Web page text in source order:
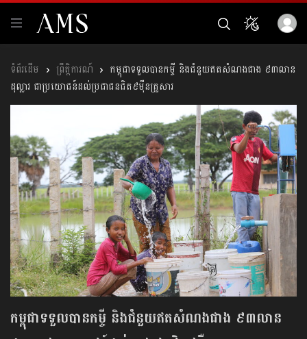
ព្រឹត្តិការណ៍
កម្ពុជាទទួលបានកម្ចី និងជំនួយឥតសំណងជាង ៩៣លាន
ដុល្លារ ជាប្រយោជន៍ដល់ប្រជាជនជិត៩ម៉ឺនគ្រួសារ
កម្ពុជាទទួលបានកម្ចី និងជំនួយឥតសំណងជាង ៩៣លាន